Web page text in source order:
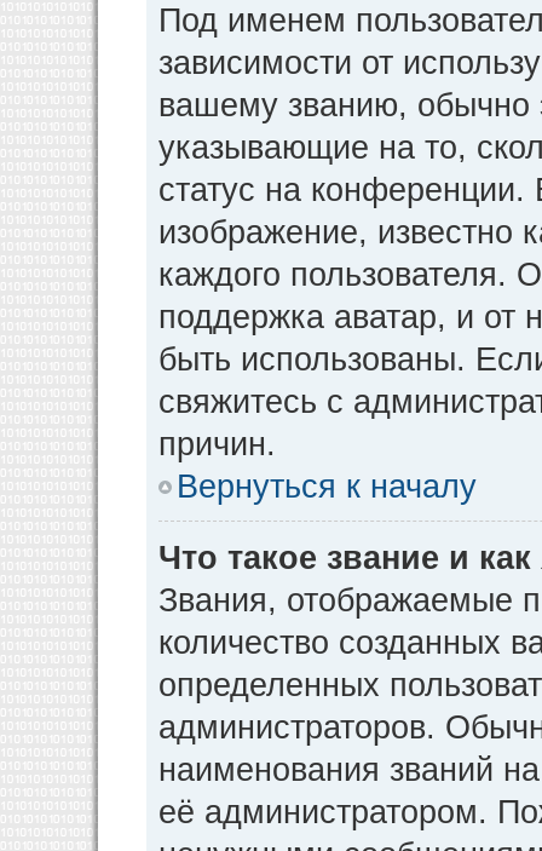
Под именем
зависимости от
вашему званию, обычно
указывающие на то,
статус на
изображение, известно
каждого пользователя.
поддержка аватар, и от
быть использованы.
свяжитесь с
причин.
Вернуться к началу
Что такое звание и
Звания, отображаемые
количество созданных
определенных
администраторов.
наименования званий
её администратором.